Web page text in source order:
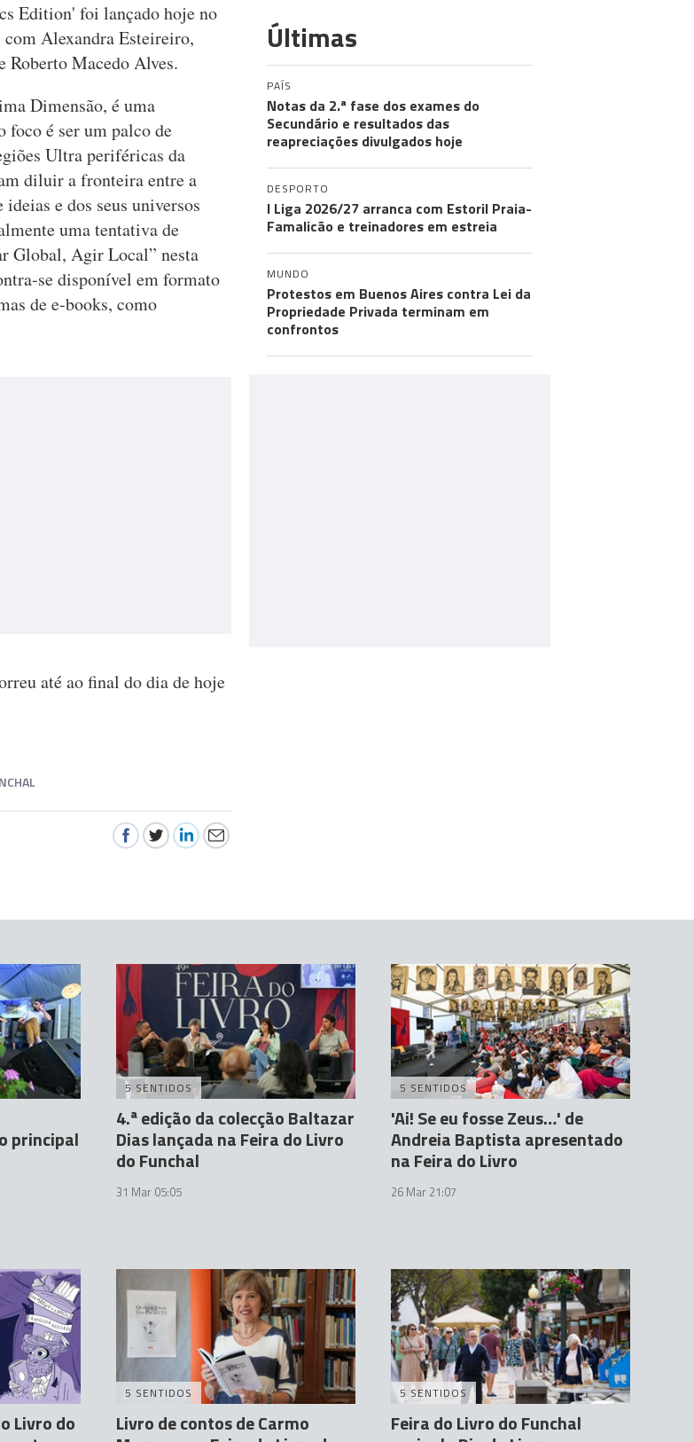
Edition' foi lançado hoje no
Alexandra Esteireiro,
Roberto Macedo Alves.
Dimensão, é uma
foco é ser um palco de
Ultra periféricas da
diluir a fronteira entre a
e dos seus universos
uma tentativa de
Global, Agir Local” nesta
se disponível em formato
de e-books, como
até ao final do dia de hoje
Últimas
PAÍS
Notas da 2.ª fase dos exames do
Secundário e resultados das
reapreciações divulgados hoje
DESPORTO
I Liga 2026/27 arranca com Estoril Praia-
Famalicão e treinadores em estreia
MUNDO
Protestos em Buenos Aires contra Lei da
Propriedade Privada terminam em
confrontos
principal
5 SENTIDOS
4.ª edição da colecção Baltazar
Dias lançada na Feira do Livro
do Funchal
31 Mar 05:05
5 SENTIDOS
'Ai! Se eu fosse Zeus…' de
Andreia Baptista apresentado
na Feira do Livro
26 Mar 21:07
Livro do
5 SENTIDOS
Livro de contos de Carmo
5 SENTIDOS
Feira do Livro do Funchal